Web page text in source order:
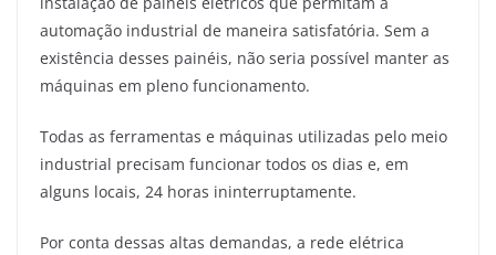
automação industrial de maneira satisfatória. Sem a
existência desses painéis, não seria possível manter as
máquinas em pleno funcionamento.
Todas as ferramentas e máquinas utilizadas pelo meio
industrial precisam funcionar todos os dias e, em
alguns locais, 24 horas ininterruptamente.
Por conta dessas altas demandas, a rede elétrica